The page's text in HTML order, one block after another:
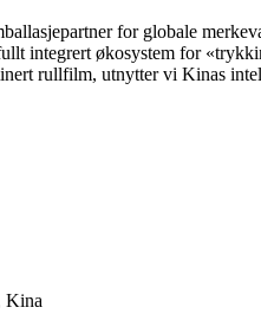
for globale
integrert økosystem for
rullfilm, utnytter vi Kinas
Kina